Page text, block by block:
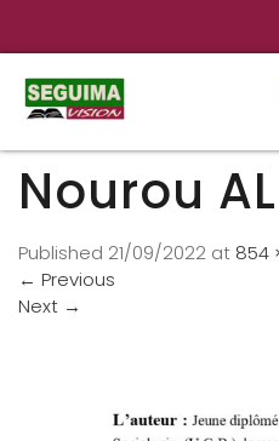
Nourou
Published 21/09/2022 at 854
← Previous
Next →